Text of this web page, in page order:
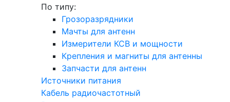
По типу:
Грозоразрядники
Мачты для антенн
Измерители КСВ и мощности
Крепления и магниты для антенны
Запчасти для антенн
Источники питания
Кабель радиочастотный